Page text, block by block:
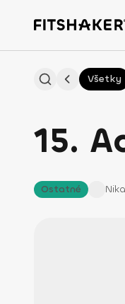
Všetky
15.
Ostatné Nika